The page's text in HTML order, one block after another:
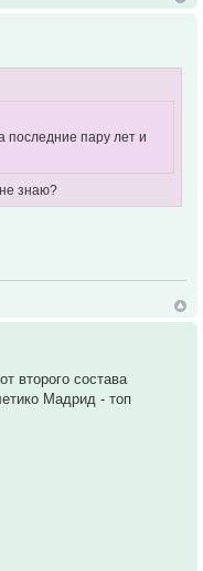
последние пару лет и
знаю?
второго состава
Мадрид - топ